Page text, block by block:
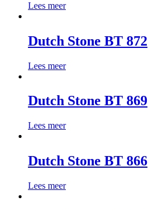
Lees meer
Dutch Stone BT 872
Lees meer
Dutch Stone BT 869
Lees meer
Dutch Stone BT 866
Lees meer